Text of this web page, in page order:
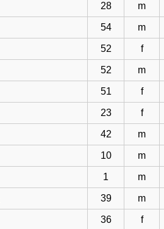
28 m
54 m
52 f
52 m
51 f
23 f
42 m
10 m
1 m
39 m
36 f